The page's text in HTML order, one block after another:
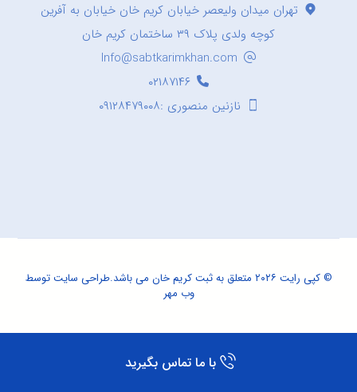
تهران میدان ولیعصر خیابان کریم خان خیابان به آفرین
کوچه ولدی پلاک ۳۹ ساختمان کریم خان
Info@sabtkarimkhan.com
۰۲۱۸۷۱۴۶
نازنین منصوری :۰۹۱۲۸۴۷۹۰۰۸
© کپی رایت ۲۰۲۶ متعلق به ثبت کریم خان می باشد. طراحی سایتتوسط
وب مهر
با ما تماس بگیرید